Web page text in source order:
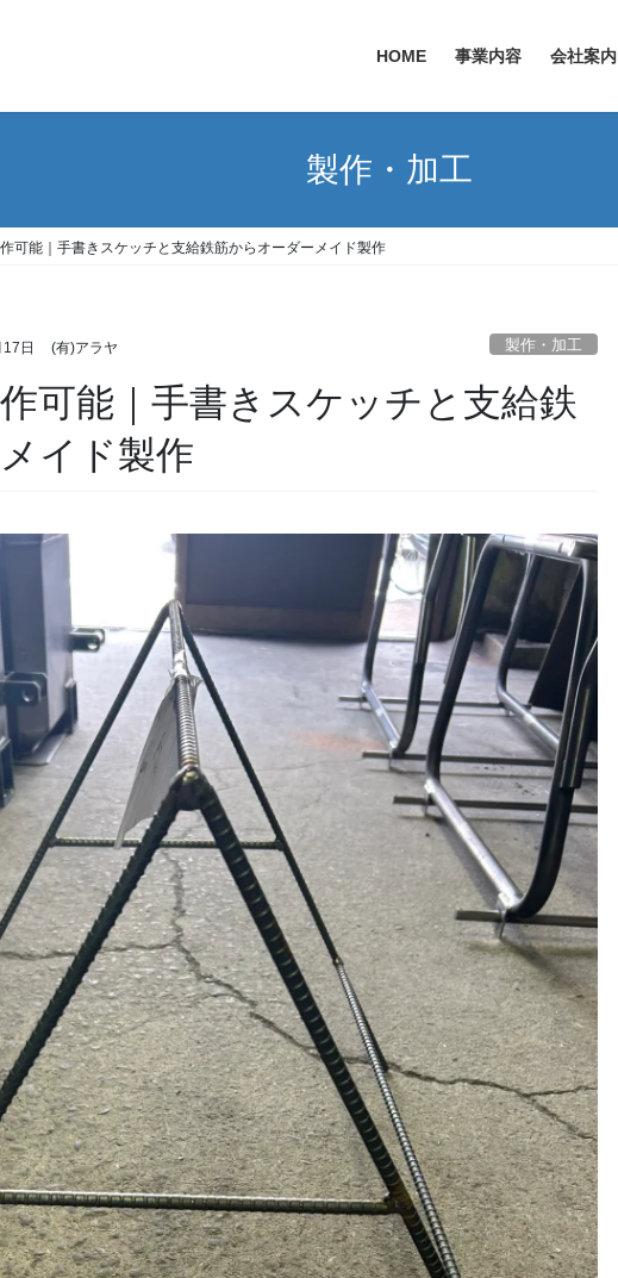
HOME 事業内容 会社案内
製作・加工
可能｜手書きスケッチと支給鉄筋からオーダーメイド製作
日 (有)アラヤ 製作・加工
可能｜手書きスケッチと支給鉄
イド製作